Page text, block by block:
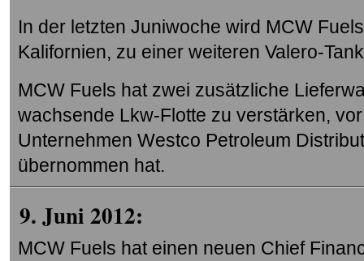
In der letzten Juniwoche wird MCW
Kalifornien, zu einer weiteren Valero-
MCW Fuels hat zwei zusätzliche
wachsende Lkw-Flotte zu verstärken,
Unternehmen Westco Petroleum
übernommen hat.
9. Juni 2012:
MCW Fuels hat einen neuen Chief